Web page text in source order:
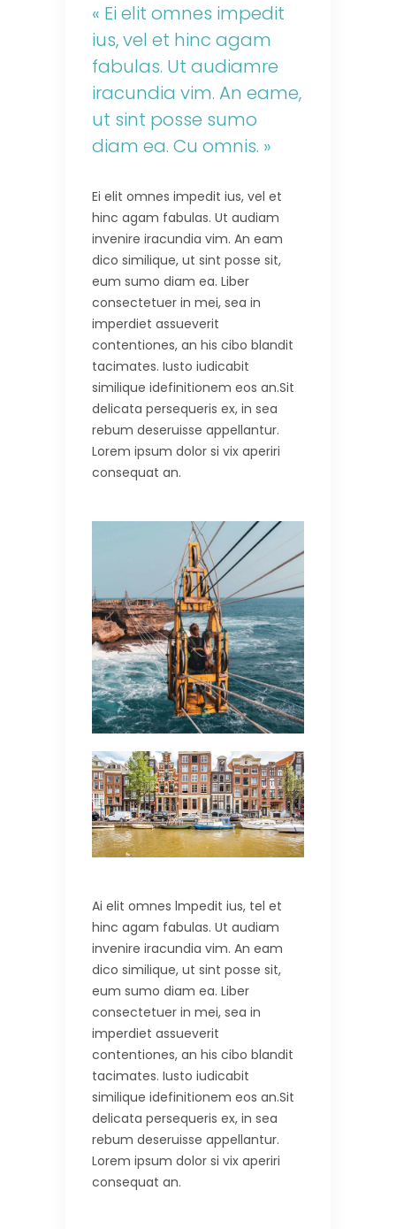
« Ei elit omnes impedit
ius, vel et hinc agam
fabulas. Ut audiamre
iracundia vim. An eame,
ut sint posse sumo
diam ea. Cu omnis. »
Ei elit omnes impedit ius, vel et
hinc agam fabulas. Ut audiam
invenire iracundia vim. An eam
dico similique, ut sint posse sit,
eum sumo diam ea. Liber
consectetuer in mei, sea in
imperdiet assueverit
contentiones, an his cibo blandit
tacimates. Iusto iudicabit
similique idefinitionem eos an.Sit
delicata persequeris ex, in sea
rebum deseruisse appellantur.
Lorem ipsum dolor si vix aperiri
consequat an.
Ai elit omnes lmpedit ius, tel et
hinc agam fabulas. Ut audiam
invenire iracundia vim. An eam
dico similique, ut sint posse sit,
eum sumo diam ea. Liber
consectetuer in mei, sea in
imperdiet assueverit
contentiones, an his cibo blandit
tacimates. Iusto iudicabit
similique idefinitionem eos an.Sit
delicata persequeris ex, in sea
rebum deseruisse appellantur.
Lorem ipsum dolor si vix aperiri
consequat an.